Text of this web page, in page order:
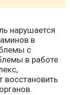
нарушается
в
с
в работе